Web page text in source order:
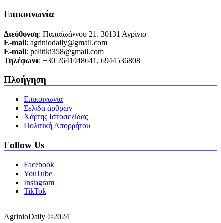
Επικοινωνία
Διεύθυνση: Παπαϊωάννου 21, 30131 Αγρίνιο
Ε-mail: agriniodaily@gmail.com
Ε-mail: politiki358@gmail.com
Τηλέφωνο: +30 2641048641, 6944536808
Πλοήγηση
Επικοινωνία
Σελίδα άρθρων
Χάρτης Ιστοσελίδας
Πολιτική Απορρήτου
Follow Us
Facebook
YouTube
Instagram
TikTok
AgrinioDaily ©2024